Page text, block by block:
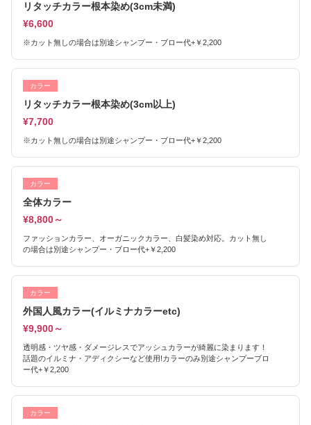
リタッチカラー根本染め(3cm未満)
¥6,600
※カット無しの場合は別途シャンプー・ブロー代+￥2,200
カラー
リタッチカラー根本染め(3cm以上)
¥7,700
※カット無しの場合は別途シャンプー・ブロー代+￥2,200
カラー
全体カラー
¥8,800～
ファッションカラー、オーガニックカラー、白髪染め対応。カット無し
の場合は別途シャンプー・ブロー代+￥2,200
カラー
外国人風カラー(イルミナカラーetc)
¥9,900～
透明感・ツヤ感・ダメージレスでアッシュカラーが綺麗に染まります！
話題のイルミナ・アディクシーなど使用!カラーのみ別途シャンプーブロ
ー代+￥2,200
カラー